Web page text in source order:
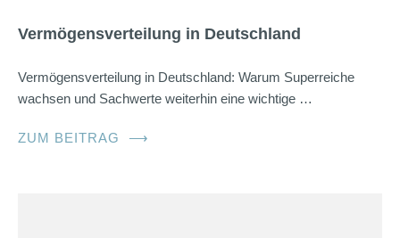
Vermögensverteilung in Deutschland
Vermögensverteilung in Deutschland: Warum Superreiche
wachsen und Sachwerte weiterhin eine wichtige …
ZUM BEITRAG ⟶